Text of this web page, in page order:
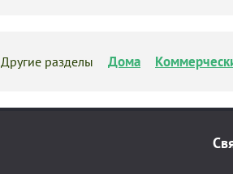
Другие разделы Дома